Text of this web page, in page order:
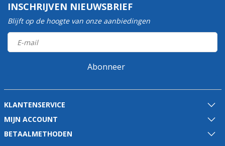
INSCHRIJVEN NIEUWSBRIEF
Blijft op de hoogte van onze aanbiedingen
Abonneer
KLANTENSERVICE
MIJN ACCOUNT
BETAALMETHODEN